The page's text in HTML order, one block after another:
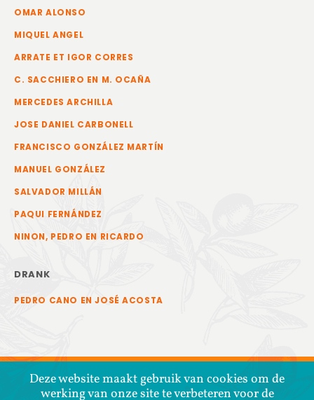
OMAR ALONSO
MIQUEL ANGEL
ARRATE ET IGOR CORRES
C. SACCHIERO EN M. OCAÑA
MERCEDES ARCHILLA
JOSE DANIEL CARBONELL
FRANCISCO GONZÁLEZ MARTÍN
MANUEL GONZÁLEZ
SALVADOR MILLÁN
PAQUI FERNÁNDEZ
NINON, PEDRO EN RICARDO
DRANK
PEDRO CANO EN JOSÉ ACOSTA
Deze website maakt gebruik van cookies om de
werking van onze site te verbeteren voor de